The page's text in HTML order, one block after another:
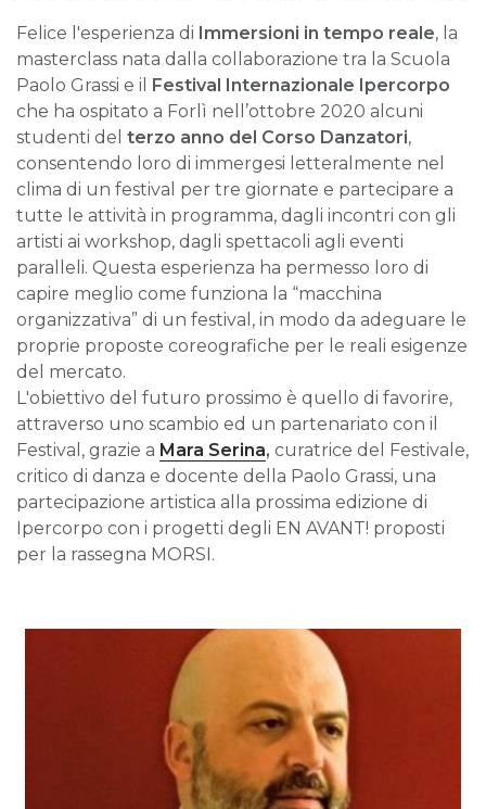
Felice l'esperienza di Immersioni in tempo reale, la
masterclass nata dalla collaborazione tra la Scuola
Paolo Grassi e il Festival Internazionale Ipercorpo
che ha ospitato a Forlì nell’ottobre 2020 alcuni
studenti del terzo anno del Corso Danzatori,
consentendo loro di immergesi letteralmente nel
clima di un festival per tre giornate e partecipare a
tutte le attività in programma, dagli incontri con gli
artisti ai workshop, dagli spettacoli agli eventi
paralleli. Questa esperienza ha permesso loro di
capire meglio come funziona la “macchina
organizzativa” di un festival, in modo da adeguare le
proprie proposte coreografiche per le reali esigenze
del mercato.
L'obiettivo del futuro prossimo è quello di favorire,
attraverso uno scambio ed un partenariato con il
Festival, grazie a Mara Serina, curatrice del Festivale,
critico di danza e docente della Paolo Grassi, una
partecipazione artistica alla prossima edizione di
Ipercorpo con i progetti degli EN AVANT! proposti
per la rassegna MORSI.